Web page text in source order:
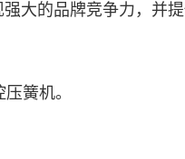
大的品牌竞争力，并
簧机。